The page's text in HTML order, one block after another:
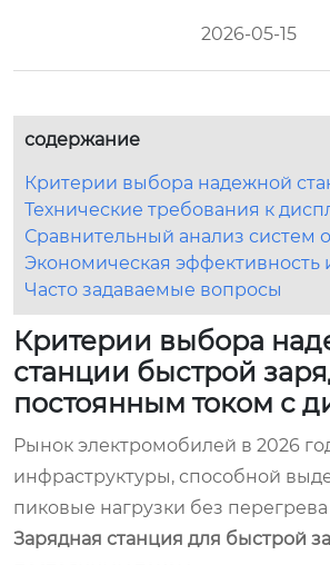
2026-05-15
содержание
Критерии выбора надежной
Технические требования к
Сравнительный анализ систем
Экономическая эффективность
Часто задаваемые вопросы
Критерии выбора
станции быстрой
постоянным током с
Рынок электромобилей в 2026
инфраструктуры, способной
пиковые нагрузки без
Зарядная станция для быстрой